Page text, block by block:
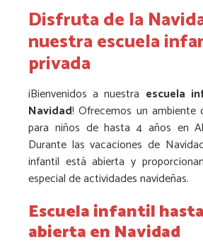
Disfruta de la
nuestra escuela
privada
¡Bienvenidos a nuestra escuela
Navidad! Ofrecemos un
para niños de hasta 4 años en
Durante las vacaciones de
infantil está abierta y
especial de actividades navideñas.
Escuela infantil
abierta en Navidad